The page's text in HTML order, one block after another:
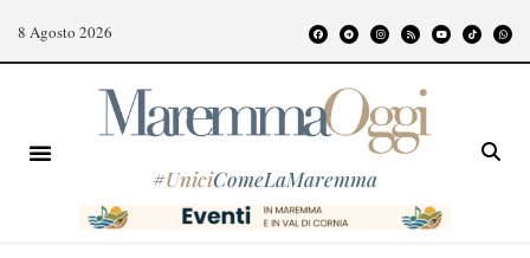
8 Agosto 2026
#UniciComeLaMaremma